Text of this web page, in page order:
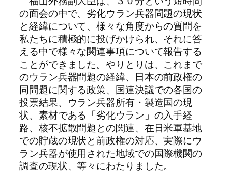
の面会の中で、劣化ウラン兵器問題の現状
と経緯について、様々な角度からの質問を
私たちに積極的に投げかけられ、それに答
える中で様々な関連事項について報告する
ことができました。やりとりは、これまで
のウラン兵器問題の経緯、日本の前政権の
同問題に関する政策、国連決議での各国の
投票結果、ウラン兵器所有・製造国の現
状、素材である「劣化ウラン」の入手経
路、核不拡散問題との関連、在日米軍基地
での貯蔵の現状と前政権の対応、実際にウ
ラン兵器が使用された地域での国際機関の
調査の現状、等々にわたりました。